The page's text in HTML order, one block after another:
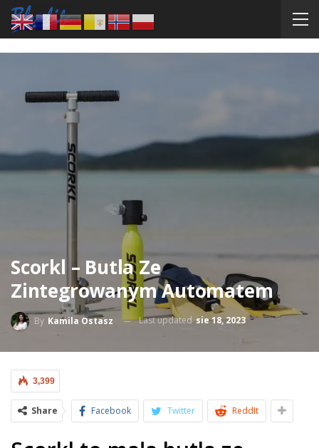
Scorkl – Butla Ze
Zintegrowanym Automatem
By Kamila Ostasz Last updated sie 18, 2023
3,399
Share Facebook Twitter ReddIt